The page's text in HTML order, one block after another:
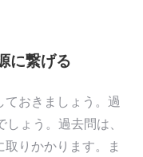
に繋げる
おきましょう。過
ょう。過去問は、
りかかります。ま